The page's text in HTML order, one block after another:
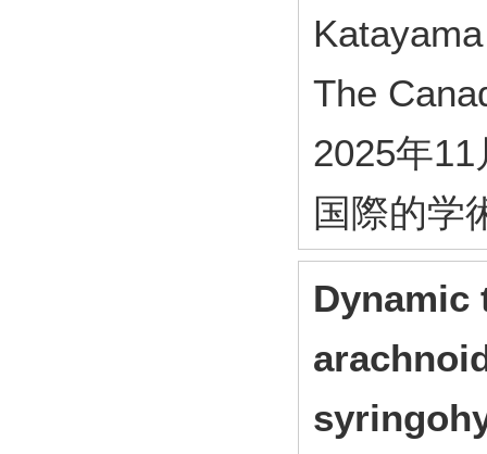
The
2025年
国際的学